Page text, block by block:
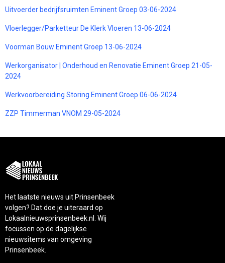
Uitvoerder bedrijfsruimten Eminent Groep 03-06-2024
Vloerlegger/Parketteur De Klerk Vloeren 13-06-2024
Voorman Bouw Eminent Groep 13-06-2024
Werkorganisator | Onderhoud en Renovatie Eminent Groep 21-05-
2024
Werkvoorbereiding Storing Eminent Groep 06-06-2024
ZZP Timmerman VNOM 29-05-2024
Het laatste nieuws uit Prinsenbeek
volgen? Dat doe je uiteraard op
Lokaalnieuwsprinsenbeek.nl. Wij
focussen op de dagelijkse
nieuwsitems van omgeving
Prinsenbeek.